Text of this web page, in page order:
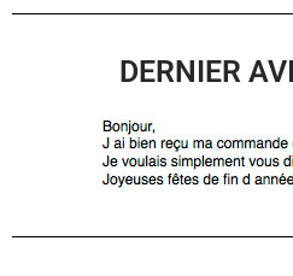
DERNIER